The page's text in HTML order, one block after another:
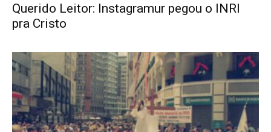
Querido Leitor: Instagramur pegou o INRI
pra Cristo